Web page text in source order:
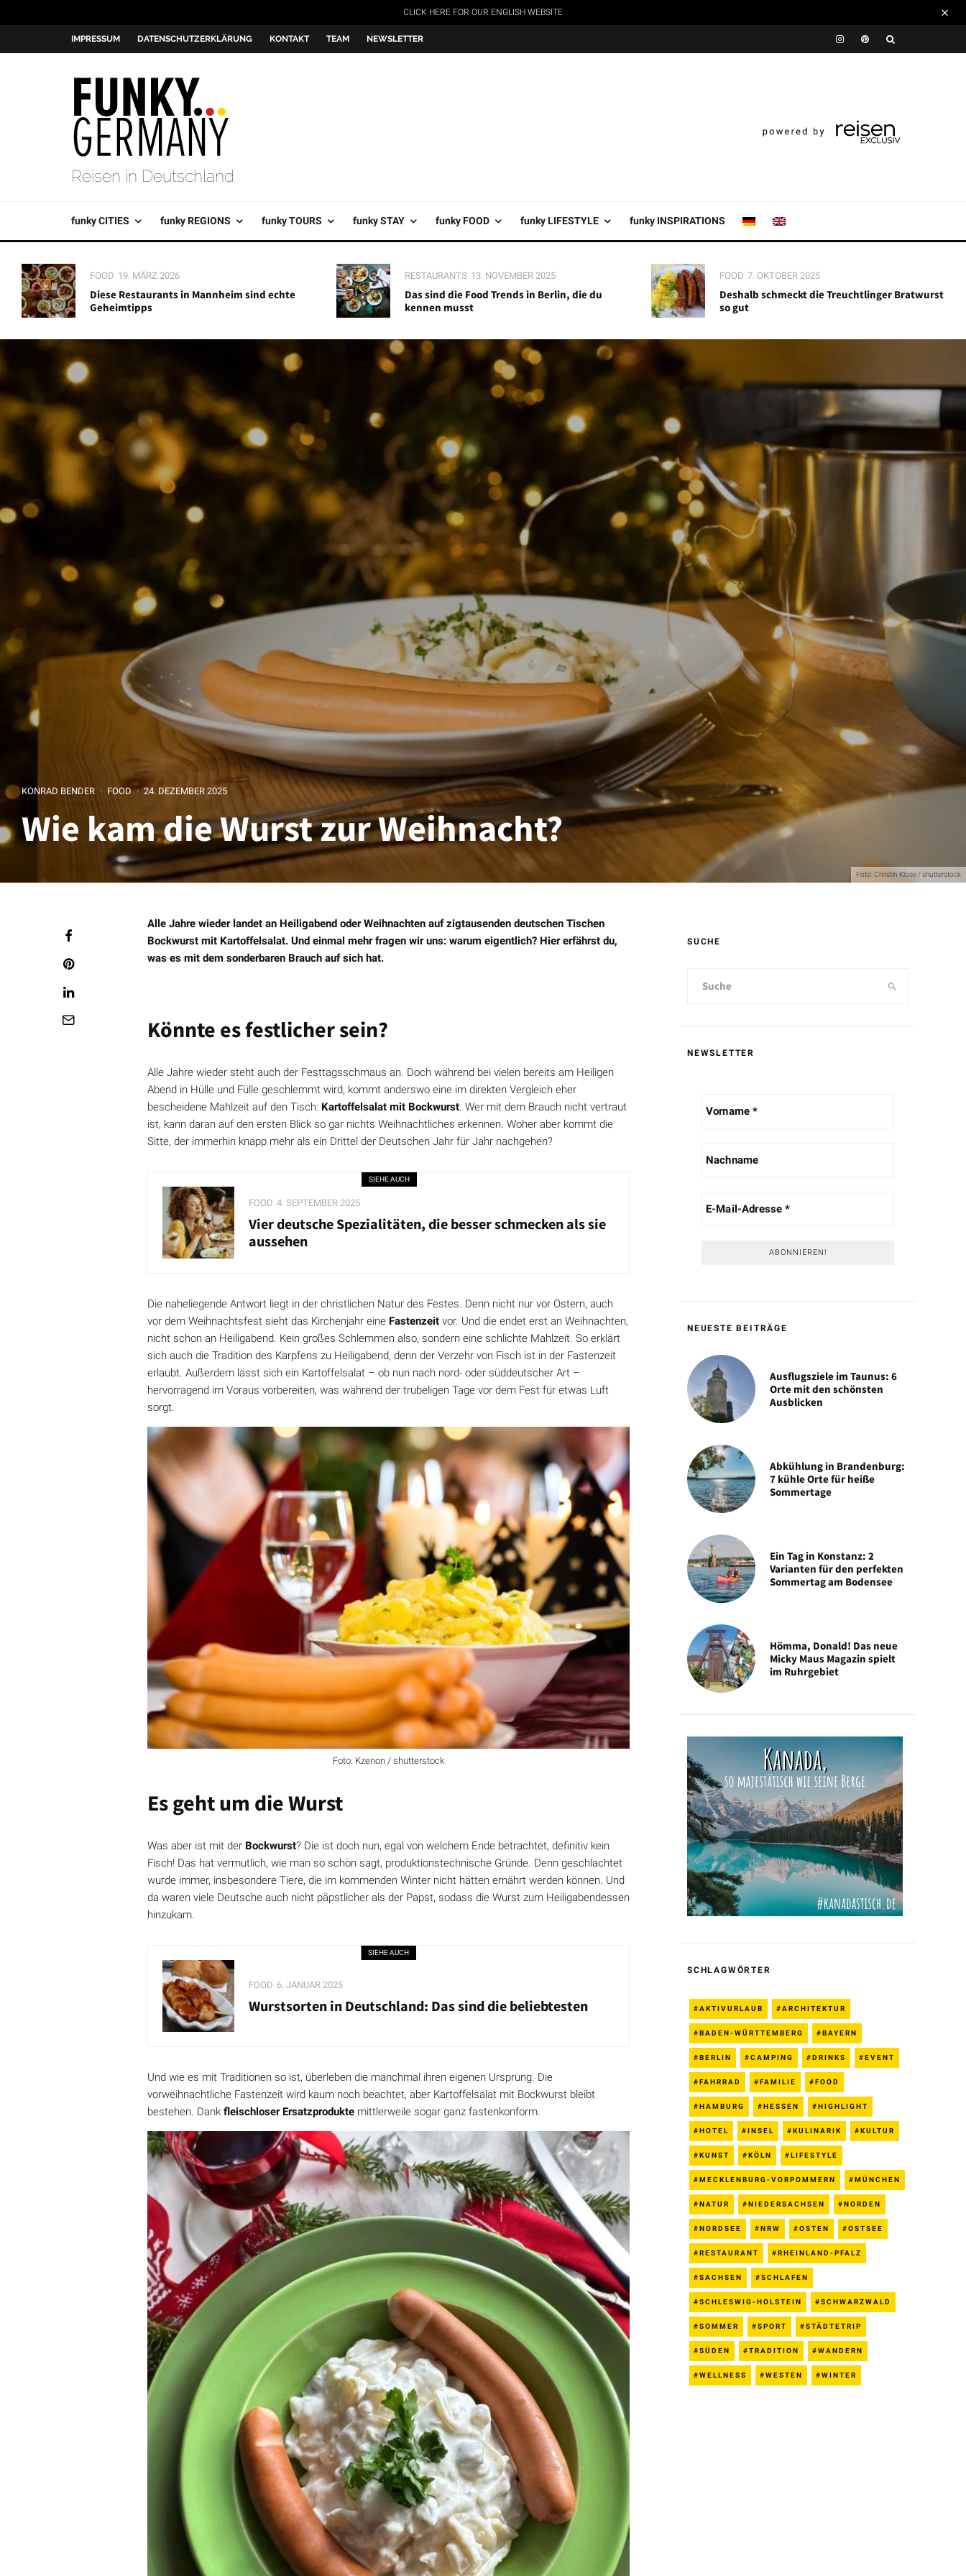
CLICK HERE FOR OUR ENGLISH WEBSITE
IMPRESSUM DATENSCHUTZERKLÄRUNG KONTAKT TEAM NEWSLETTER
Reisen in Deutschland
funky CITIES funky REGIONS funky TOURS funky STAY funky FOOD funky LIFESTYLE funky INSPIRATIONS
FOOD 19. MÄRZ 2026
Diese Restaurants in Mannheim sind echte
Geheimtipps
RESTAURANTS 13. NOVEMBER 2025
Das sind die Food Trends in Berlin, die du
kennen musst
FOOD 7. OKTOBER 2025
Deshalb schmeckt die Treuchtlinger Bratwurst
so gut
Foto: Christin Klose / shutterstock
KONRAD BENDER · FOOD · 24. DEZEMBER 2025
Wie kam die Wurst zur Weihnacht?
Alle Jahre wieder landet an Heiligabend oder Weihnachten auf zigtausenden deutschen Tischen
Bockwurst mit Kartoffelsalat. Und einmal mehr fragen wir uns: warum eigentlich? Hier erfährst du,
was es mit dem sonderbaren Brauch auf sich hat.
Könnte es festlicher sein?
Alle Jahre wieder steht auch der Festtagsschmaus an. Doch während bei vielen bereits am Heiligen
Abend in Hülle und Fülle geschlemmt wird, kommt anderswo eine im direkten Vergleich eher
bescheidene Mahlzeit auf den Tisch: Kartoffelsalat mit Bockwurst. Wer mit dem Brauch nicht vertraut
ist, kann daran auf den ersten Blick so gar nichts Weihnachtliches erkennen. Woher aber kommt die
Sitte, der immerhin knapp mehr als ein Drittel der Deutschen Jahr für Jahr nachgehen?
SIEHE AUCH
FOOD 4. SEPTEMBER 2025
Vier deutsche Spezialitäten, die besser schmecken als sie
aussehen
Die naheliegende Antwort liegt in der christlichen Natur des Festes. Denn nicht nur vor Ostern, auch
vor dem Weihnachtsfest sieht das Kirchenjahr eine Fastenzeit vor. Und die endet erst an Weihnachten,
nicht schon an Heiligabend. Kein großes Schlemmen also, sondern eine schlichte Mahlzeit. So erklärt
sich auch die Tradition des Karpfens zu Heiligabend, denn der Verzehr von Fisch ist in der Fastenzeit
erlaubt. Außerdem lässt sich ein Kartoffelsalat – ob nun nach nord- oder süddeutscher Art –
hervorragend im Voraus vorbereiten, was während der trubeligen Tage vor dem Fest für etwas Luft
sorgt.
Foto: Kzenon / shutterstock
Es geht um die Wurst
Was aber ist mit der Bockwurst? Die ist doch nun, egal von welchem Ende betrachtet, definitiv kein
Fisch! Das hat vermutlich, wie man so schön sagt, produktionstechnische Gründe. Denn geschlachtet
wurde immer, insbesondere Tiere, die im kommenden Winter nicht hätten ernährt werden können. Und
da waren viele Deutsche auch nicht päpstlicher als der Papst, sodass die Wurst zum Heiligabendessen
hinzukam.
SIEHE AUCH
FOOD 6. JANUAR 2025
Wurstsorten in Deutschland: Das sind die beliebtesten
Und wie es mit Traditionen so ist, überleben die manchmal ihren eigenen Ursprung. Die
vorweihnachtliche Fastenzeit wird kaum noch beachtet, aber Kartoffelsalat mit Bockwurst bleibt
bestehen. Dank fleischloser Ersatzprodukte mittlerweile sogar ganz fastenkonform.
SUCHE
NEWSLETTER
NEUESTE BEITRÄGE
Ausflugsziele im Taunus: 6
Orte mit den schönsten
Ausblicken
Abkühlung in Brandenburg:
7 kühle Orte für heiße
Sommertage
Ein Tag in Konstanz: 2
Varianten für den perfekten
Sommertag am Bodensee
Hömma, Donald! Das neue
Micky Maus Magazin spielt
im Ruhrgebiet
SCHLAGWÖRTER
AKTIVURLAUB ARCHITEKTUR
BADEN-WÜRTTEMBERG BAYERN
BERLIN CAMPING DRINKS EVENT
FAHRRAD FAMILIE FOOD
HAMBURG HESSEN HIGHLIGHT
HOTEL INSEL KULINARIK KULTUR
KUNST KÖLN LIFESTYLE
MECKLENBURG-VORPOMMERN MÜNCHEN
NATUR NIEDERSACHSEN NORDEN
NORDSEE NRW OSTEN OSTSEE
RESTAURANT RHEINLAND-PFALZ
SACHSEN SCHLAFEN
SCHLESWIG-HOLSTEIN SCHWARZWALD
SOMMER SPORT STÄDTETRIP
SÜDEN TRADITION WANDERN
WELLNESS WESTEN WINTER